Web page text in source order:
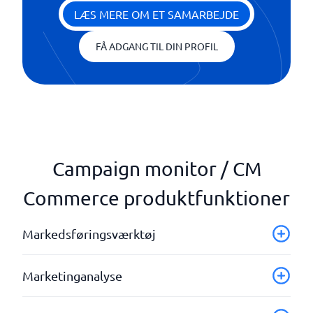
LÆS MERE OM ET SAMARBEJDE
FÅ ADGANG TIL DIN PROFIL
Campaign monitor / CM
Commerce produktfunktioner
Markedsføringsværktøj
Analyse og rapporter
Automatiserede flows
Marketinganalyse
Dashboard - Lønoversigt